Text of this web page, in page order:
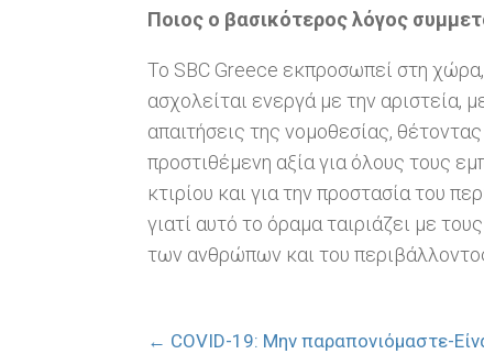
Ποιος ο βασικότερος λόγος
Το SBC Greece εκπροσωπεί στη
ασχολείται ενεργά με την αριστεία,
απαιτήσεις της νομοθεσίας,
προστιθέμενη αξία για όλους τους
κτιρίου και για την προστασία του
γιατί αυτό το όραμα ταιριάζει με
των ανθρώπων και του
← COVID-19: Μην παραπονιόμαστε-